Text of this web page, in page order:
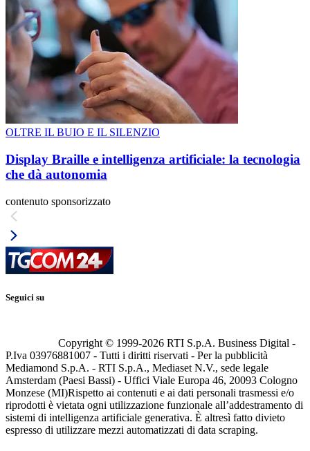
OLTRE IL BUIO E IL SILENZIO
Display Braille e intelligenza artificiale: la tecnologia
che dà autonomia
contenuto sponsorizzato
Seguici su
Copyright © 1999-2026 RTI S.p.A. Business Digital -
P.Iva 03976881007 - Tutti i diritti riservati - Per la pubblicità
Mediamond S.p.A. - RTI S.p.A., Mediaset N.V., sede legale
Amsterdam (Paesi Bassi) - Uffici Viale Europa 46, 20093 Cologno
Monzese (MI)Rispetto ai contenuti e ai dati personali trasmessi e/o
riprodotti è vietata ogni utilizzazione funzionale all’addestramento di
sistemi di intelligenza artificiale generativa. È altresì fatto divieto
espresso di utilizzare mezzi automatizzati di data scraping.